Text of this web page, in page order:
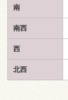
南
南西
西
北西